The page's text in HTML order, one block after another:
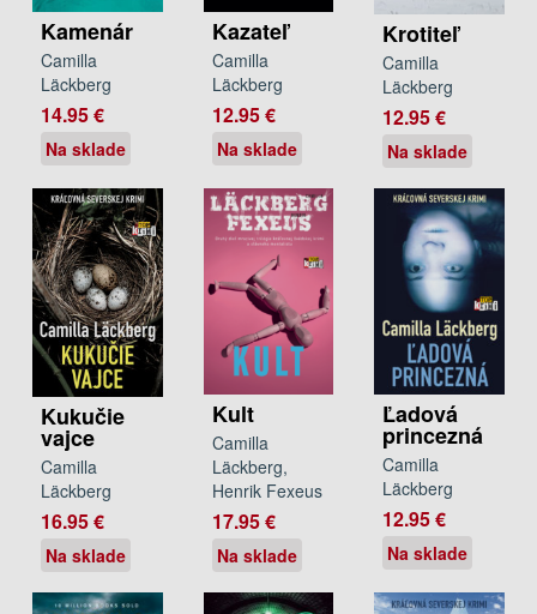
Kamenár
Camilla
Läckberg
14.95 €
Na sklade
Kazateľ
Camilla
Läckberg
12.95 €
Na sklade
Krotiteľ
Camilla
Läckberg
12.95 €
Na sklade
Kukučie
vajce
Camilla
Läckberg
16.95 €
Na sklade
Kult
Camilla
Läckberg,
Henrik Fexeus
17.95 €
Na sklade
Ľadová
princezná
Camilla
Läckberg
12.95 €
Na sklade